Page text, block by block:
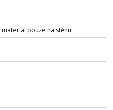
pouze na stěnu